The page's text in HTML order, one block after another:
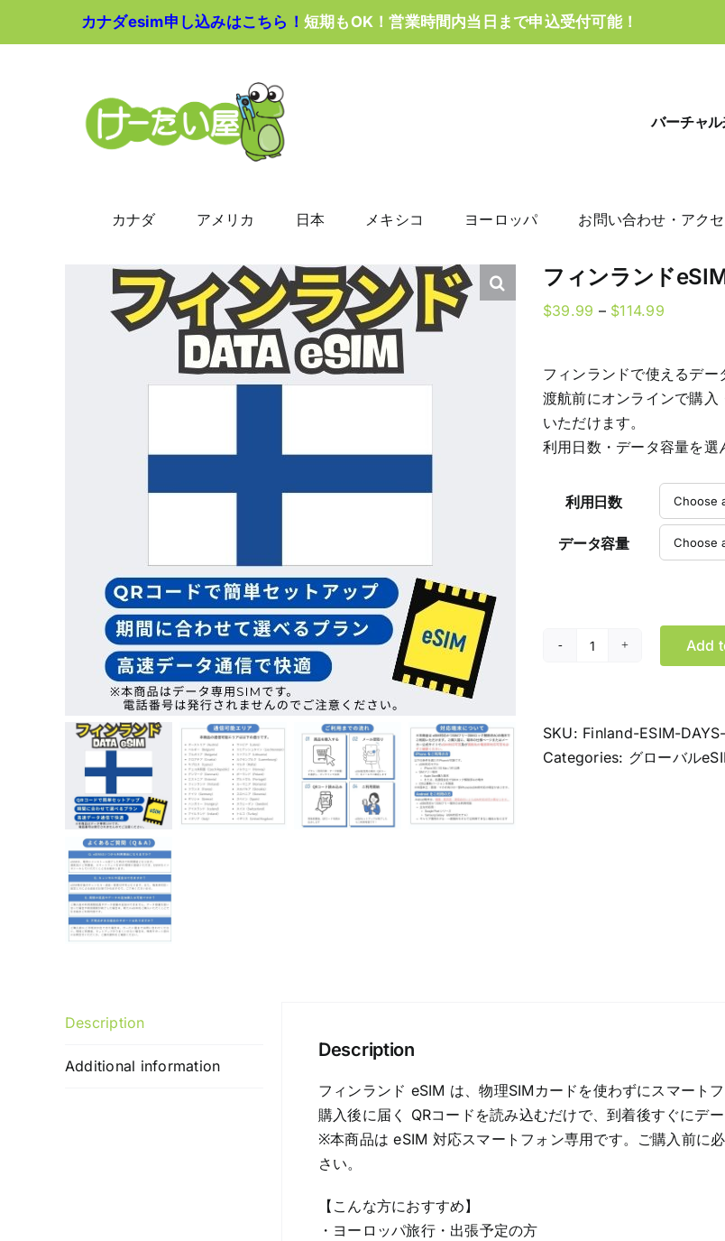
カナダesim申し込みはこちら！ 短期もOK！営業時間内当日まで申込受付可能！
バーチャ
カナダ アメリカ 日本 メキシコ ヨーロッパ お問い合わせ・アク
フィンランド
$39.99 – $114.99Price
through
$114.99
フィンランドで使えるデー
渡航前にオンラインで購
いただけます。
利用日数・データ容量を選
利用日数
データ容量
フ
ラ
ン
Add
SKU: Finland-ESIM-
Categories: グローバル
Description
Additional information
Description
フィンランド eSIM は、物理SIMカードを使わずにスマート
購入後に届く QRコードを読み込むだけで、到着後すぐにデー
※本商品は eSIM 対応スマートフォン専用です。ご購入前に
さい。
【こんな方におすすめ】
・ヨーロッパ旅行・出張予定の方